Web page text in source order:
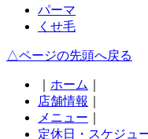
パーマ
くせ毛
△ページの先頭へ戻る
ホーム
店舗情報
メニュー
定休日・スケジュ